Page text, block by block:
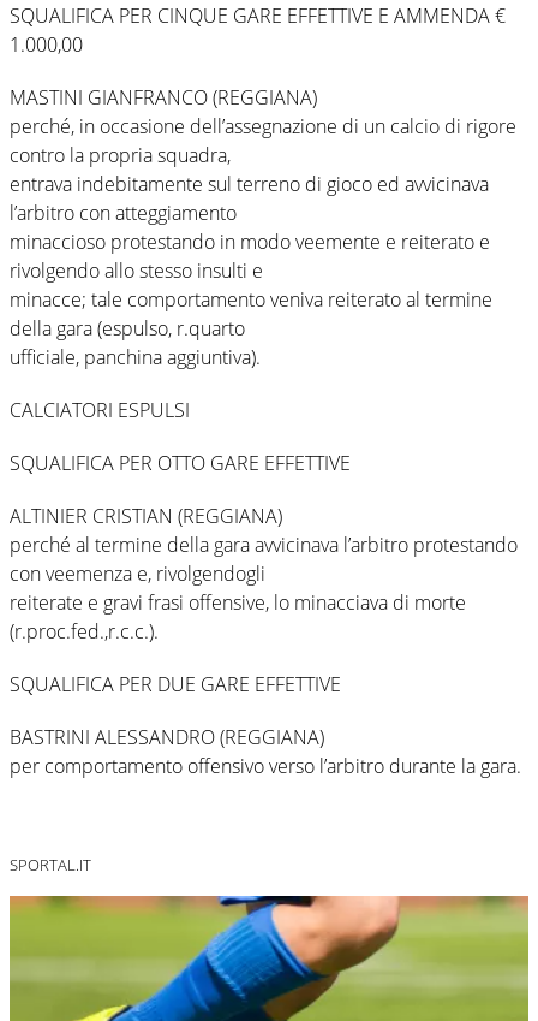
SQUALIFICA PER CINQUE GARE EFFETTIVE E AMMENDA €
1.000,00
MASTINI GIANFRANCO (REGGIANA)
perché, in occasione dell’assegnazione di un calcio di rigore
contro la propria squadra,
entrava indebitamente sul terreno di gioco ed avvicinava
l’arbitro con atteggiamento
minaccioso protestando in modo veemente e reiterato e
rivolgendo allo stesso insulti e
minacce; tale comportamento veniva reiterato al termine
della gara (espulso, r.quarto
ufficiale, panchina aggiuntiva).
CALCIATORI ESPULSI
SQUALIFICA PER OTTO GARE EFFETTIVE
ALTINIER CRISTIAN (REGGIANA)
perché al termine della gara avvicinava l’arbitro protestando
con veemenza e, rivolgendogli
reiterate e gravi frasi offensive, lo minacciava di morte
(r.proc.fed.,r.c.c.).
SQUALIFICA PER DUE GARE EFFETTIVE
BASTRINI ALESSANDRO (REGGIANA)
per comportamento offensivo verso l’arbitro durante la gara.
SPORTAL.IT